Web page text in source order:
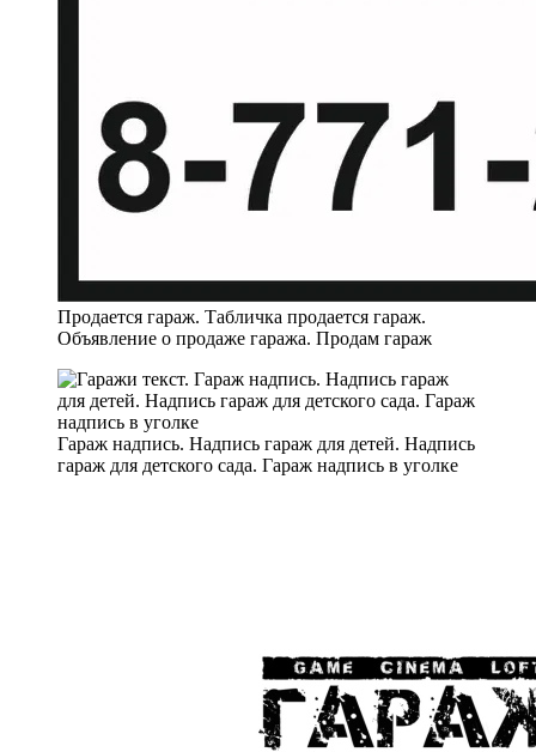
Продается гараж. Табличка продается гараж.
Объявление о продаже гаража. Продам гараж
Гараж надпись. Надпись гараж для детей. Надпись
гараж для детского сада. Гараж надпись в уголке